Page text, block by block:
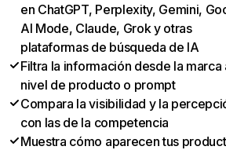
en ChatGPT, Perplexity, Gemini,
AI Mode, Claude, Grok y otras
plataformas de búsqueda de IA
Filtra la información desde la marca
nivel de producto o prompt
Compara la visibilidad y la
con las de la competencia
Muestra cómo aparecen tus